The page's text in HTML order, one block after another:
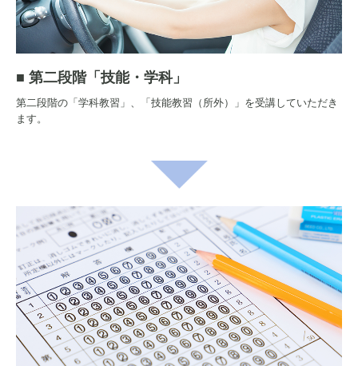
■ 第二段階「 技能・学科」
第二段階の「学科教習」、「技能教習（所外）」を受講していただき
ます。